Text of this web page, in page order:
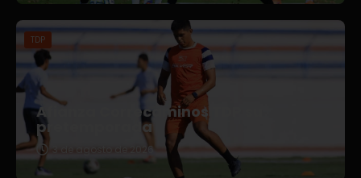
TDP
Afianza Correcaminos TDP su
pretemporada
3 de agosto de 2026